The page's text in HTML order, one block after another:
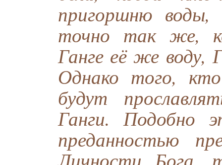
пригоршню
точно так же,
Ганге её же воду,
Однако того,
будут
Ганги. Подобно
преданностью